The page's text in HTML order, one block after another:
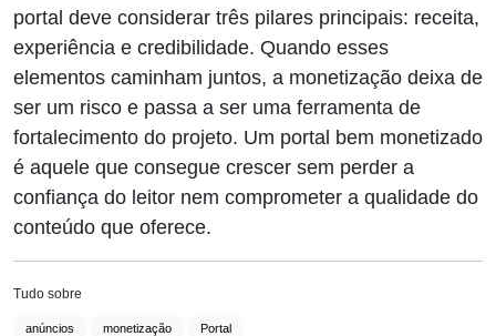
portal deve considerar três pilares principais: receita,
experiência e credibilidade. Quando esses
elementos caminham juntos, a monetização deixa de
ser um risco e passa a ser uma ferramenta de
fortalecimento do projeto. Um portal bem monetizado
é aquele que consegue crescer sem perder a
confiança do leitor nem comprometer a qualidade do
conteúdo que oferece.
Tudo sobre
anúncios monetização Portal